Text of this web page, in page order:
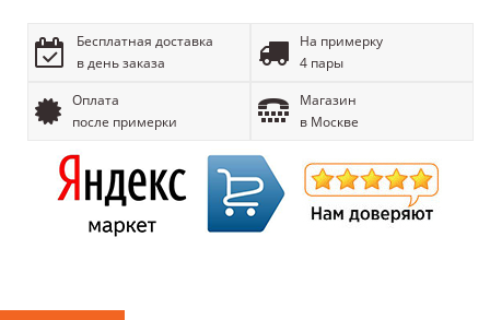
Бесплатная доставка
в день заказа
На примерку
4 пары
Оплата
после примерки
Магазин
в Москве